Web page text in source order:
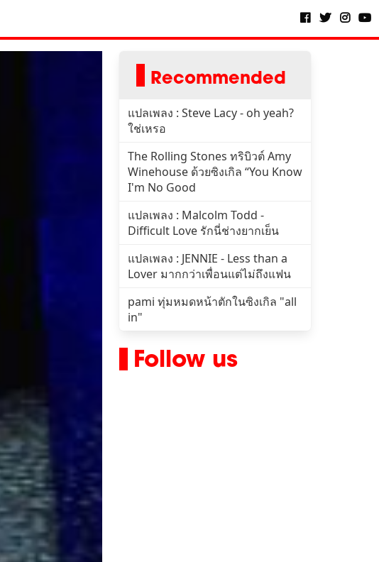
Recommended
แปลเพลง : Steve Lacy - oh yeah?
ใช่เหรอ
The Rolling Stones ทริบิวต์ Amy
Winehouse ด้วยซิงเกิล “You Know
I'm No Good
แปลเพลง : Malcolm Todd -
Difficult Love รักนี่ช่างยากเย็น
แปลเพลง : JENNIE - Less than a
Lover มากกว่าเพื่อนแต่ไม่ถึงแฟน
pami ทุ่มหมดหน้าตักในซิงเกิล "all
in"
Follow us